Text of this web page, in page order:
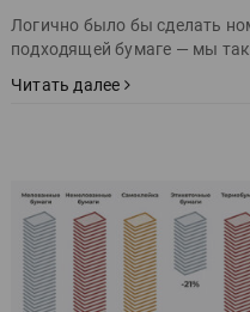
Логично было бы сделать
подходящей бумаге — мы так
Читать далее